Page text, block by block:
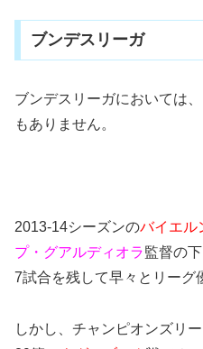
ブンデスリーガ
ブンデスリーガにおいては
もありません。
2013-14シーズンのバイエル
プ・グアルディオラ監督の
7試合を残して早々とリーグ
しかし、チャンピオンズリ